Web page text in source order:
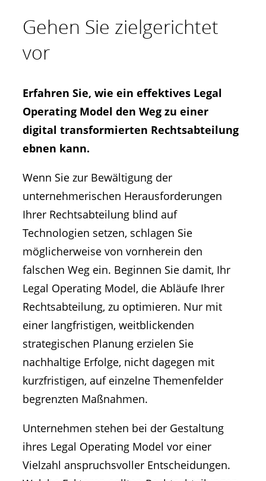
Gehen Sie zielgerichtet
vor
Erfahren Sie, wie ein effektives Legal
Operating Model den Weg zu einer
digital transformierten Rechtsabteilung
ebnen kann.
Wenn Sie zur Bewältigung der
unternehmerischen Herausforderungen
Ihrer Rechtsabteilung blind auf
Technologien setzen, schlagen Sie
möglicherweise von vornherein den
falschen Weg ein. Beginnen Sie damit, Ihr
Legal Operating Model, die Abläufe Ihrer
Rechtsabteilung, zu optimieren. Nur mit
einer langfristigen, weitblickenden
strategischen Planung erzielen Sie
nachhaltige Erfolge, nicht dagegen mit
kurzfristigen, auf einzelne Themenfelder
begrenzten Maßnahmen.
Unternehmen stehen bei der Gestaltung
ihres Legal Operating Model vor einer
Vielzahl anspruchsvoller Entscheidungen.